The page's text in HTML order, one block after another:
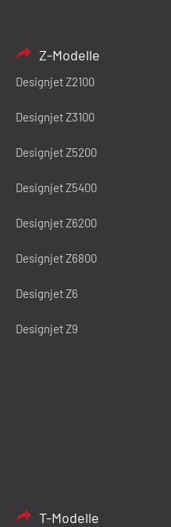
Z-Modelle
Designjet Z2100
Designjet Z3100
Designjet Z5200
Designjet Z5400
Designjet Z6200
Designjet Z6800
Designjet Z6
Designjet Z9
T-Modelle